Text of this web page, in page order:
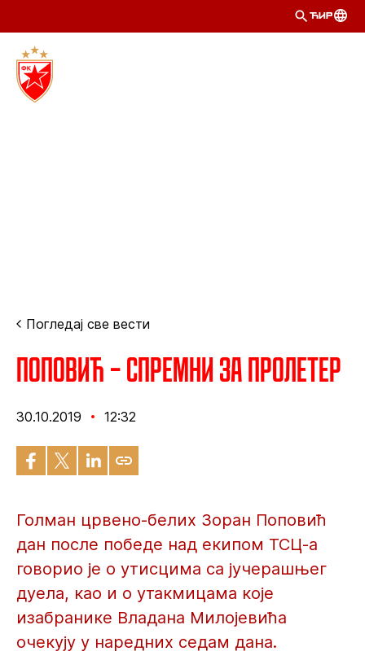
ЋИР
Погледај све вести
Поповић – Спремни за Пролетер
30.10.2019 12:32
Голман црвено-белих Зоран Поповић
дан после победе над екипом ТСЦ-а
говорио је о утисцима са јучерашњег
дуела, као и о утакмицама које
изабранике Владана Милојевића
очекују у наредних седам дана.